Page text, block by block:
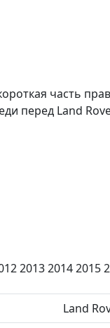
часть
перед Land
2013 2014 2015
Land